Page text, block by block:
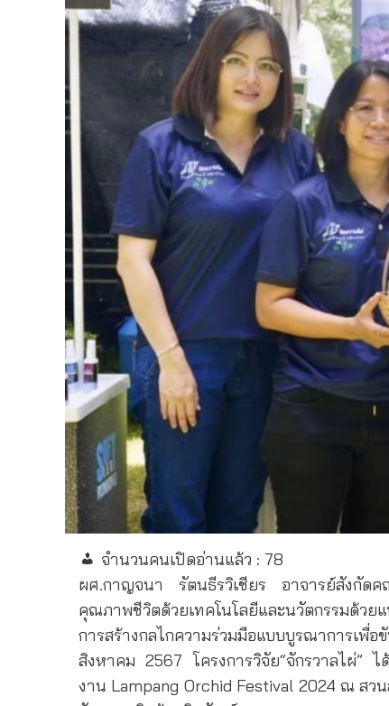
จำนวนคนเปิดอ่านแล้ว : 78
ผศ.กาญจนา รัตนธีรวิเชียร อาจารย์สังกัดค
คุณภาพชีวิตด้วยเทคโนโลยีและนวัตกรรมด้วย
การสร้างกลไกความร่วมมือแบบบูรณาการเพื่
สิงหาคม 2567 โครงการวิจัย“จักรวาลไผ่”
งาน Lampang Orchid Festival 2024 ณ สวน